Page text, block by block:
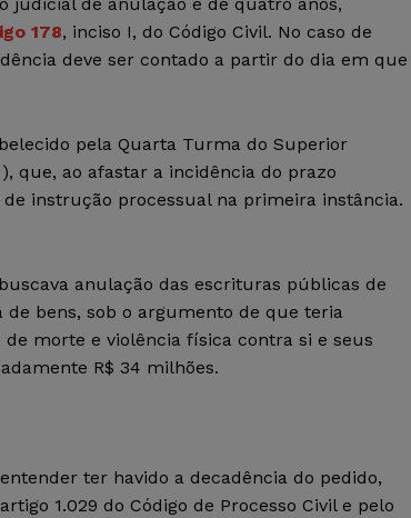
178, inciso I, do Código Civil. No caso de
deve ser contado a partir do dia em que
pela Quarta Turma do Superior
que, ao afastar a incidência do prazo
instrução processual na primeira instância.
anulação das escrituras públicas de
bens, sob o argumento de que teria
morte e violência física contra si e seus
R$ 34 milhões.
ter havido a decadência do pedido,
1.029 do Código de Processo Civil e pelo